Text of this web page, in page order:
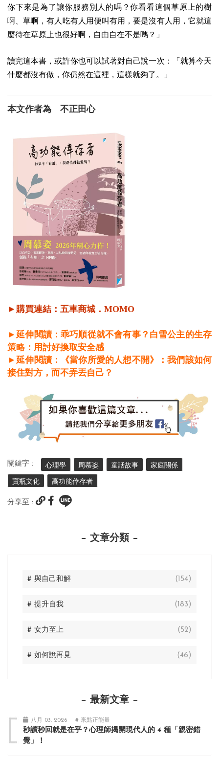
你下來是為了讓你服務別人的嗎？你看看這個草原上的樹
啊、草啊，有人吃有人用便叫有用，要是沒有人用，它就這
麼待在草原上也很好啊，自由自在不是嗎？」
讀完這本書，或許你也可以試著對自己說一次：「就算今天
什麼都沒有做，你仍然在這裡，這樣就夠了。」
本文作者為 不正田心
►購買連結： 五車商城 ． MOMO
►延伸閱讀：乖巧順從就不會有事？白雪公主的生存
策略：用討好換取安全感
►延伸閱讀：《當你所愛的人想不開》：我們該如何
接住對方，而不弄丟自己？
關鍵字 : 心理學 周慕姿 童話故事 家庭關係
寶瓶文化 高功能倖存者
分享至 :
文章分類
# 與自己和解 (154)
# 提升自我 (183)
# 女力至上 (52)
# 如何說再見 (46)
最新文章
八月 03, 2026 # 來點正能量
秒讀秒回就是在乎？心理師揭開現代人的 4 種「親密錯
覺」！